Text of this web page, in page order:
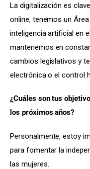
La digitalización es
online, tenemos un
inteligencia artificial en
mantenemos en
cambios legislativos y
electrónica o el control
¿Cuáles son tus
los próximos años?
Personalmente, estoy
para fomentar la
las mujeres.